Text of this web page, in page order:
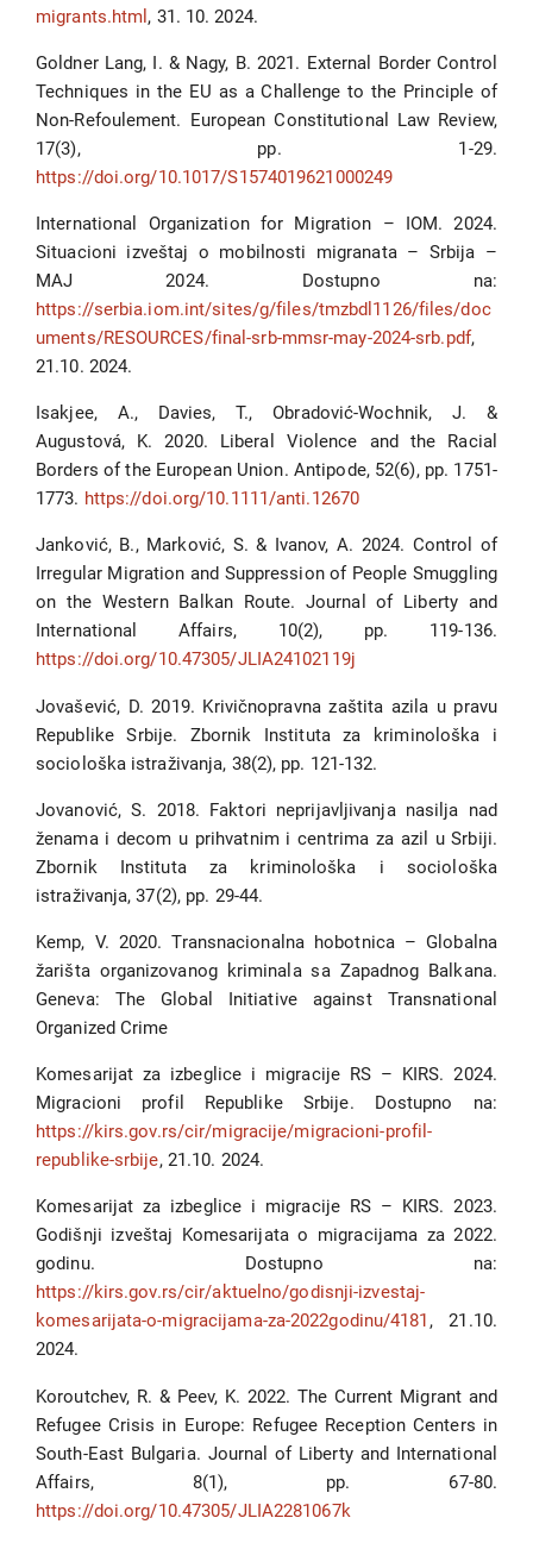
migrants.html , 31. 10. 2024.
Goldner Lang, I. & Nagy, B. 2021. External Border Control
Techniques in the EU as a Challenge to the Principle of
Non-Refoulement. European Constitutional Law Review,
17(3), pp. 1-29.
https://doi.org/10.1017/S1574019621000249
International Organization for Migration – IOM. 2024.
Situacioni izveštaj o mobilnosti migranata – Srbija –
MAJ 2024. Dostupno na:
https://serbia.iom.int/sites/g/files/tmzbdl1126/files/doc
uments/RESOURCES/final-srb-mmsr-may-2024-srb.pdf,
21.10. 2024.
Isakjee, A., Davies, T., Obradović-Wochnik, J. &
Augustová, K. 2020. Liberal Violence and the Racial
Borders of the European Union. Antipode, 52(6), pp. 1751-
1773. https://doi.org/10.1111/anti.12670
Janković, B., Marković, S. & Ivanov, A. 2024. Control of
Irregular Migration and Suppression of People Smuggling
on the Western Balkan Route. Journal of Liberty and
International Affairs, 10(2), pp. 119-136.
https://doi.org/10.47305/JLIA24102119j
Jovašević, D. 2019. Krivičnopravna zaštita azila u pravu
Republike Srbije. Zbornik Instituta za kriminološka i
sociološka istraživanja, 38(2), pp. 121-132.
Jovanović, S. 2018. Faktori neprijavljivanja nasilja nad
ženama i decom u prihvatnim i centrima za azil u Srbiji.
Zbornik Instituta za kriminološka i sociološka
istraživanja, 37(2), pp. 29-44.
Kemp, V. 2020. Transnacionalna hobotnica – Globalna
žarišta organizovanog kriminala sa Zapadnog Balkana.
Geneva: The Global Initiative against Transnational
Organized Crime
Komesarijat za izbeglice i migracije RS – KIRS. 2024.
Migracioni profil Republike Srbije. Dostupno na:
https://kirs.gov.rs/cir/migracije/migracioni-profil-
republike-srbije, 21.10. 2024.
Komesarijat za izbeglice i migracije RS – KIRS. 2023.
Godišnji izveštaj Komesarijata o migracijama za 2022.
godinu. Dostupno na:
https://kirs.gov.rs/cir/aktuelno/godisnji-izvestaj-
komesarijata-o-migracijama-za-2022godinu/4181 , 21.10.
2024.
Koroutchev, R. & Peev, K. 2022. The Current Migrant and
Refugee Crisis in Europe: Refugee Reception Centers in
South-East Bulgaria. Journal of Liberty and International
Affairs, 8(1), pp. 67-80.
https://doi.org/10.47305/JLIA2281067k